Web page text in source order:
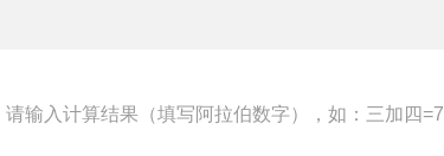
请输入计算结果（填写阿拉伯数字），如：三加四=7